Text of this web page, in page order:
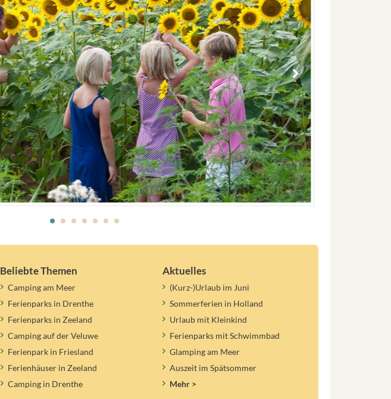
Beliebte Themen
Camping am Meer
Ferienparks in Drenthe
Ferienparks in Zeeland
Camping auf der Veluwe
Ferienpark in Friesland
Ferienhäuser in Zeeland
Camping in Drenthe
Aktuelles
(Kurz-)Urlaub im Juni
Sommerferien in Holland
Urlaub mit Kleinkind
Ferienparks mit Schwimmbad
Glamping am Meer
Auszeit im Spätsommer
Mehr >